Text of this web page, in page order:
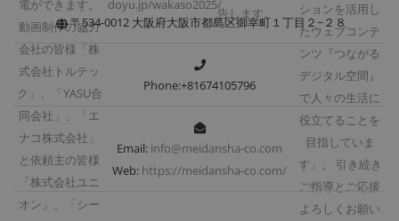
〒534-0012 大阪府大阪市都島区御幸町１丁目２−２８
Phone:+81674105796
Email: info@meidansha-co.com
Web: https://meidansha-co.com/